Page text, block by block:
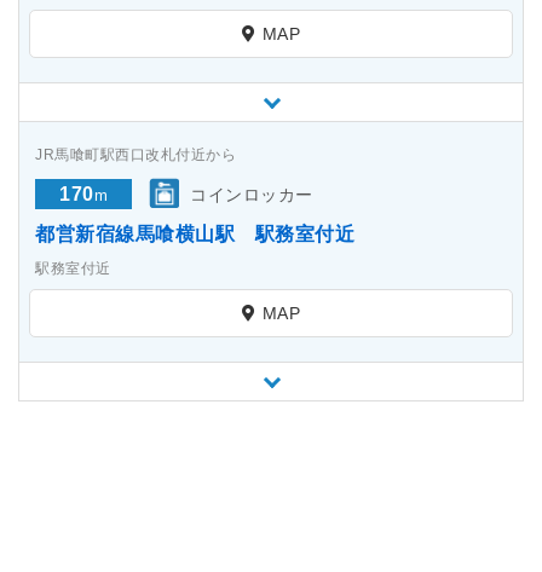
MAP
JR馬喰町駅西口改札付近から
170m コインロッカー
都営新宿線馬喰横山駅 駅務室付近
駅務室付近
MAP